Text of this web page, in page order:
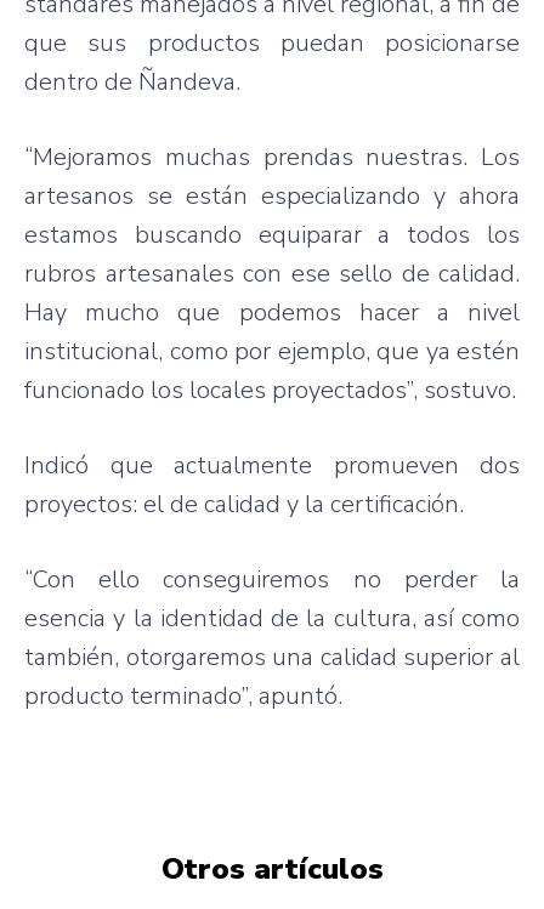
que sus productos puedan posicionarse
dentro de Ñandeva.
“Mejoramos muchas prendas nuestras. Los
artesanos se están especializando y ahora
estamos buscando equiparar a todos los
rubros artesanales con ese sello de calidad.
Hay mucho que podemos hacer a nivel
institucional, como por ejemplo, que ya estén
funcionado los locales proyectados”, sostuvo.
Indicó que actualmente promueven dos
proyectos: el de calidad y la certificación.
“Con ello conseguiremos no perder la
esencia y la identidad de la cultura, así como
también, otorgaremos una calidad superior al
producto terminado”, apuntó.
Otros artículos